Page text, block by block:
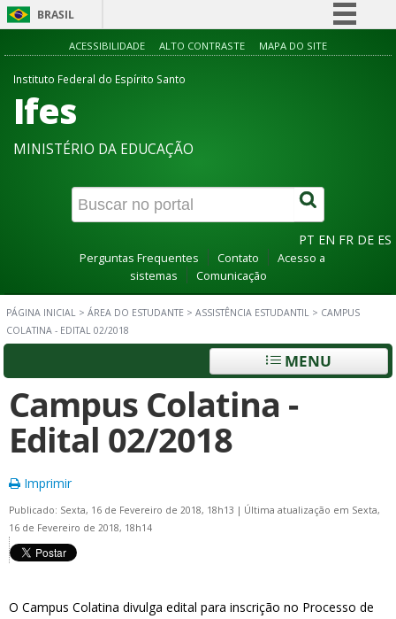
BRASIL
Simplifique!
Canais
ACESSIBILIDADE ALTO CONTRASTE MAPA DO SITE
Instituto Federal do Espírito Santo
Ifes
MINISTÉRIO DA EDUCAÇÃO
PT EN FR DE ES
Perguntas Frequentes Contato
Acesso a
sistemas
Comunicação
PÁGINA INICIAL > ÁREA DO ESTUDANTE > ASSISTÊNCIA ESTUDANTIL > CAMPUS
COLATINA - EDITAL 02/2018
MENU
Campus Colatina -
Edital 02/2018
Imprimir
Publicado: Sexta, 16 de Fevereiro de 2018, 18h13 | Última atualização em Sexta,
16 de Fevereiro de 2018, 18h14
O Campus Colatina divulga edital para inscrição no Processo de